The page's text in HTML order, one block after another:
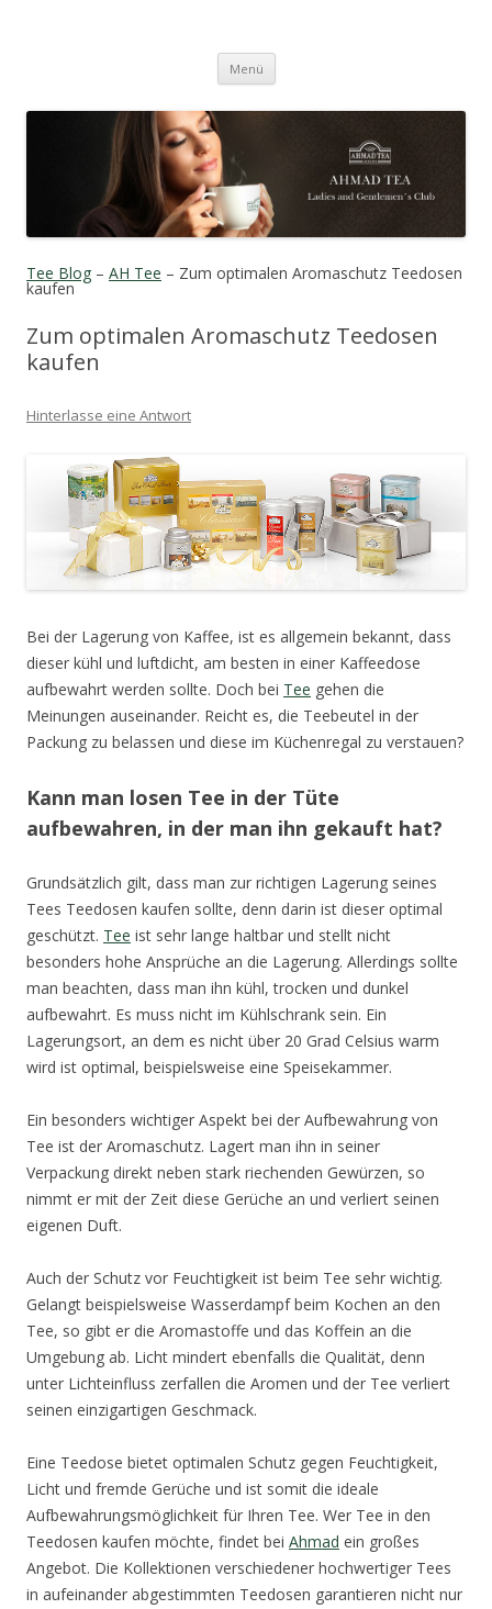
Menü Zum Inhalt springen
Tee Blog – AH Tee – Zum optimalen Aromaschutz Teedosen
kaufen
Zum optimalen Aromaschutz Teedosen
kaufen
Hinterlasse eine Antwort
Bei der Lagerung von Kaffee, ist es allgemein bekannt, dass
dieser kühl und luftdicht, am besten in einer Kaffeedose
aufbewahrt werden sollte. Doch bei Tee gehen die
Meinungen auseinander. Reicht es, die Teebeutel in der
Packung zu belassen und diese im Küchenregal zu verstauen?
Kann man losen Tee in der Tüte
aufbewahren, in der man ihn gekauft hat?
Grundsätzlich gilt, dass man zur richtigen Lagerung seines
Tees Teedosen kaufen sollte, denn darin ist dieser optimal
geschützt. Tee ist sehr lange haltbar und stellt nicht
besonders hohe Ansprüche an die Lagerung. Allerdings sollte
man beachten, dass man ihn kühl, trocken und dunkel
aufbewahrt. Es muss nicht im Kühlschrank sein. Ein
Lagerungsort, an dem es nicht über 20 Grad Celsius warm
wird ist optimal, beispielsweise eine Speisekammer.
Ein besonders wichtiger Aspekt bei der Aufbewahrung von
Tee ist der Aromaschutz. Lagert man ihn in seiner
Verpackung direkt neben stark riechenden Gewürzen, so
nimmt er mit der Zeit diese Gerüche an und verliert seinen
eigenen Duft.
Auch der Schutz vor Feuchtigkeit ist beim Tee sehr wichtig.
Gelangt beispielsweise Wasserdampf beim Kochen an den
Tee, so gibt er die Aromastoffe und das Koffein an die
Umgebung ab. Licht mindert ebenfalls die Qualität, denn
unter Lichteinfluss zerfallen die Aromen und der Tee verliert
seinen einzigartigen Geschmack.
Eine Teedose bietet optimalen Schutz gegen Feuchtigkeit,
Licht und fremde Gerüche und ist somit die ideale
Aufbewahrungsmöglichkeit für Ihren Tee. Wer Tee in den
Teedosen kaufen möchte, findet bei Ahmad ein großes
Angebot. Die Kollektionen verschiedener hochwertiger Tees
in aufeinander abgestimmten Teedosen garantieren nicht nur